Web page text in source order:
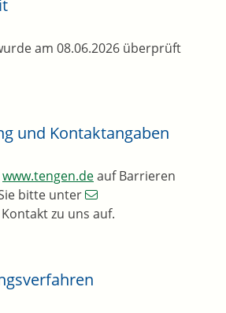
am 08.06.2026 überprüft
und Kontaktangaben
www.tengen.deauf Barrieren
bitte unter
Kontakt zu uns auf.